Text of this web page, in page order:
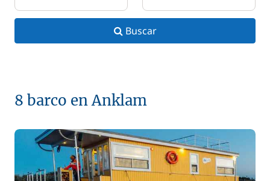
Buscar
8 barco en Anklam